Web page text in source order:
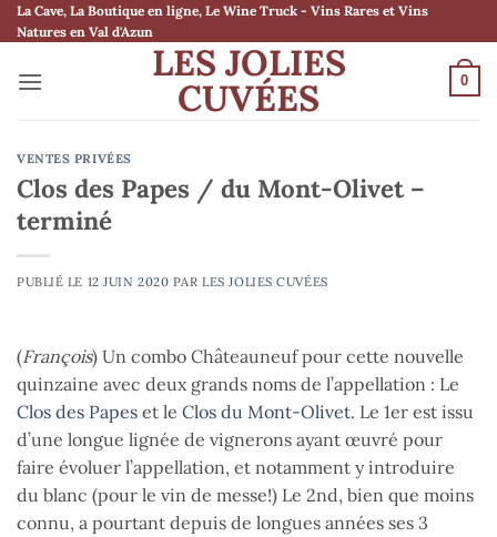
Passer
au
La Cave, La Boutique en ligne, Le Wine Truck - Vins Rares et Vins
Natures en Val d'Azun
LES JOLIES
CUVÉES 0
VENTES PRIVÉES
Clos des Papes / du Mont-Olivet –
terminé
PUBLIÉ LE 12 JUIN 2020 PARLES JOLIES CUVÉES
(François) Un combo Châteauneuf pour cette nouvelle
quinzaine avec deux grands noms de l’appellation : Le
Clos des Papes et le Clos du Mont-Olivet. Le 1er est issu
d’une longue lignée de vignerons ayant œuvré pour
faire évoluer l’appellation, et notamment y introduire
du blanc (pour le vin de messe!) Le 2nd, bien que moins
connu, a pourtant depuis de longues années ses 3